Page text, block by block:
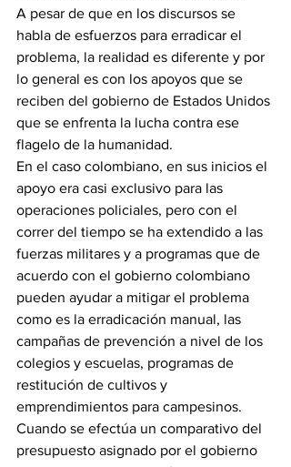
A pesar de que en los discursos se
habla de esfuerzos para erradicar el
problema, la realidad es diferente y por
lo general es con los apoyos que se
reciben del gobierno de Estados Unidos
que se enfrenta la lucha contra ese
flagelo de la humanidad.
En el caso colombiano, en sus inicios el
apoyo era casi exclusivo para las
operaciones policiales, pero con el
correr del tiempo se ha extendido a las
fuerzas militares y a programas que de
acuerdo con el gobierno colombiano
pueden ayudar a mitigar el problema
como es la erradicación manual, las
campañas de prevención a nivel de los
colegios y escuelas, programas de
restitución de cultivos y
emprendimientos para campesinos.
Cuando se efectúa un comparativo del
presupuesto asignado por el gobierno